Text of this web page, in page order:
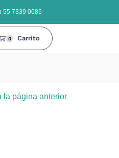
55 7339 0686
0 Carrito
la página anterior